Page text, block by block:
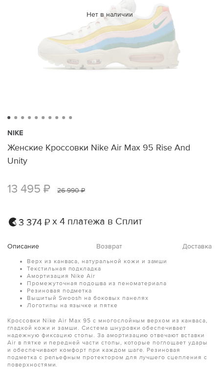
Нет в наличии
NIKE
Женские Кроссовки Nike Air Max 95 Rise And
Unity
13 495 ₽ 26 990 ₽
3 374 ₽ х 4 платежа в Сплит
Описание Возврат Доставка
Верх из канваса, натуральной кожи и замши
Текстильная подкладка
Амортизация Nike Air
Промежуточная подошва из пеноматериала
Резиновая подметка
Вышитый Swoosh на боковых панелях
Логотипы на язычке и пятке
Кроссовки Nike Air Max 95 с многослойным верхом из канваса,
гладкой кожи и замши. Система шнуровки обеспечивает
надежную фиксацию стопы. За амортизацию отвечают вставки
Air в пятке и передней части стопы, которые поглощает удары
и обеспечивают комфорт при каждом шаге. Резиновая
подметка с рельефным протектором для лучшего сцепления с
поверхностями.